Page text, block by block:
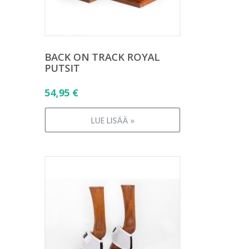
BACK ON TRACK ROYAL
PUTSIT
54,95 €
LUE LISÄÄ »